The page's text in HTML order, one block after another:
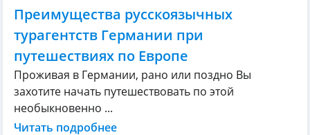
Преимущества русскоязычных
турагентств Германии при
путешествиях по Европе
Проживая в Германии, рано или поздно Вы
захотите начать путешествовать по этой
необыкновенно ...
Читать подробнее